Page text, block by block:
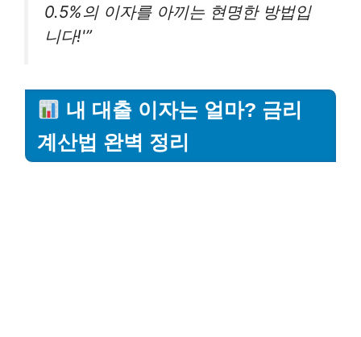
0.5%의 이자를 아끼는 현명한 방법입
니다!'”
내 대출 이자는 얼마? 금리
계산법 완벽 정리